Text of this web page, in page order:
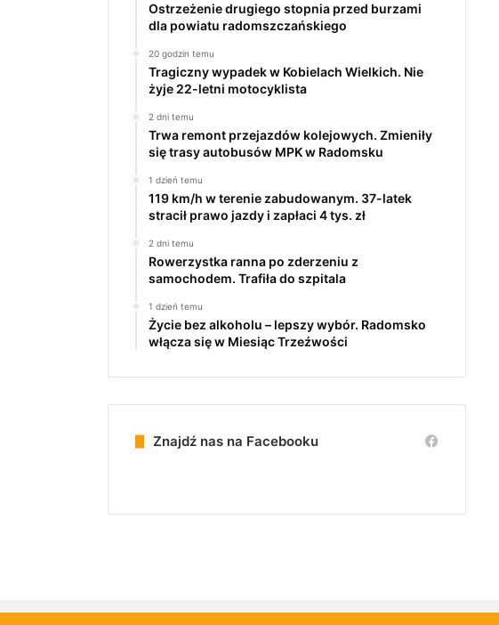
Ostrzeżenie drugiego stopnia przed burzami
dla powiatu radomszczańskiego
20 godzin temu
Tragiczny wypadek w Kobielach Wielkich. Nie
żyje 22-letni motocyklista
2 dni temu
Trwa remont przejazdów kolejowych. Zmieniły
się trasy autobusów MPK w Radomsku
1 dzień temu
119 km/h w terenie zabudowanym. 37-latek
stracił prawo jazdy i zapłaci 4 tys. zł
2 dni temu
Rowerzystka ranna po zderzeniu z
samochodem. Trafiła do szpitala
1 dzień temu
Życie bez alkoholu – lepszy wybór. Radomsko
włącza się w Miesiąc Trzeźwości
Znajdź nas na Facebooku